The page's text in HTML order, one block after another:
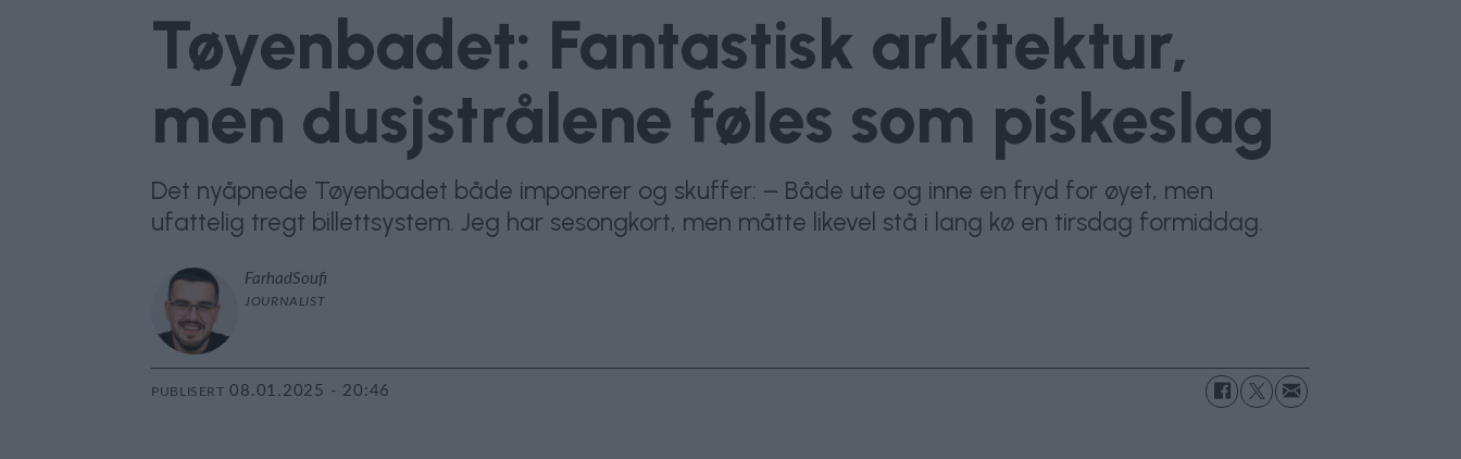
Tøyenbadet: Fantastisk arkitektur,
men dusjstrålene føles som piskeslag
Det nyåpnede Tøyenbadet både imponerer og skuffer: – Både ute og inne en fryd for øyet, men
ufattelig tregt billettsystem. Jeg har sesongkort, men måtte likevel stå i lang kø en tirsdag formiddag.
FarhadSoufi
JOURNALIST
PUBLISERT 08.01.2025 - 20:46